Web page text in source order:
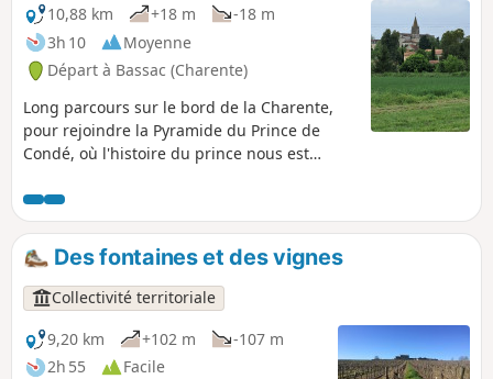
10,88 km +18 m
-18 m
3h 10
Moyenne
Départ à Bassac (Charente)
Long parcours sur le bord de la Charente,
pour rejoindre la Pyramide du Prince de
Condé, où l'histoire du prince nous est
1942, avec des commandos des Royal
Marines Britanniques et l'opération
Frankton. Une page de notre histoire qui
mérite beaucoup d'explications,
Des fontaines et des vignes
Collectivité territoriale
9,20 km
+102 m
-107 m
2h 55
Facile